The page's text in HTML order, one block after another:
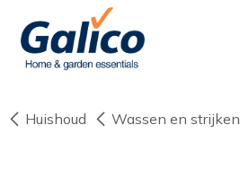
Overslaan naar inhoud
Huishoud Wassen en strijken